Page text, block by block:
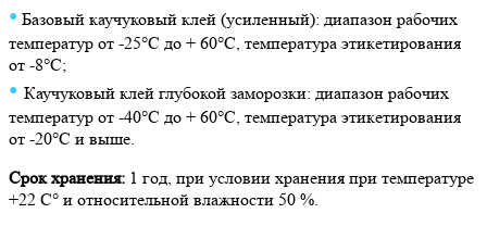
• Базовый каучуковый клей (усиленный): диапазон рабочих
температур от -25°C до + 60°C, температура этикетирования
от -8°C;
• Каучуковый клей глубокой заморозки: диапазон рабочих
температур от -40°C до + 60°C, температура этикетирования
от -20°C и выше.
Срок хранения: 1 год, при условии хранения при температуре
+22 С° и относительной влажности 50 %.